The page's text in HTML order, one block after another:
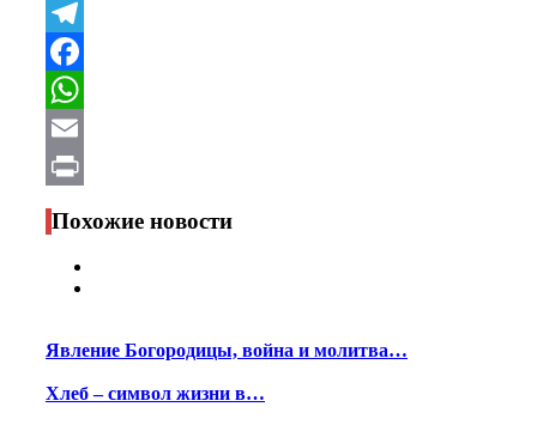
VK
Telegram
Facebook
WhatsApp
Email
Print
Похожие новости
Явление Богородицы, война и молитва…
Хлеб – символ жизни в…